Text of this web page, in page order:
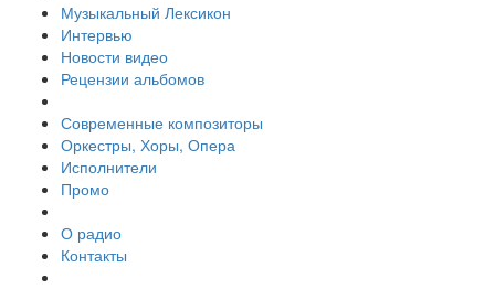
Музыкальный Лексикон
Интервью
Новости видео
Рецензии альбомов
Современные композиторы
Оркестры, Хоры, Опера
Исполнители
Промо
О радио
Контакты